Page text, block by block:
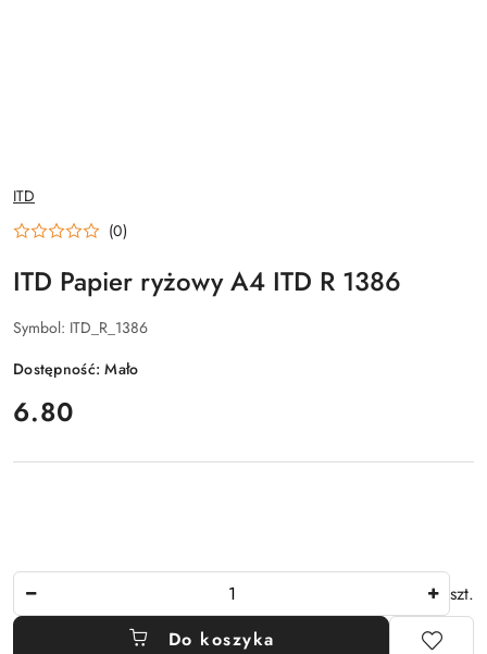
NAZWA
PRODUCENTA:
ITD
(0)
ITD Papier ryżowy A4 ITD R 1386
Symbol: ITD_R_1386
Dostępność:Mało
cena:
6.80
szt.
Do koszyka